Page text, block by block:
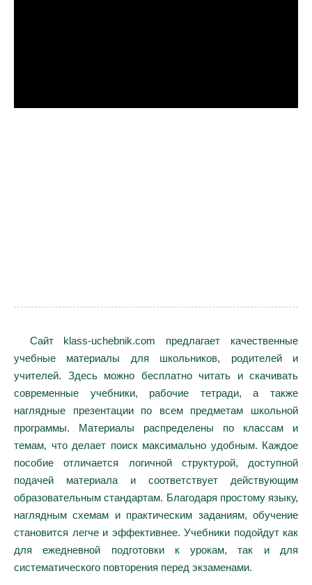
Сайт klass-uchebnik.com предлагает качественные
учебные материалы для школьников, родителей и
учителей. Здесь можно бесплатно читать и скачивать
современные учебники, рабочие тетради, а также
наглядные презентации по всем предметам школьной
программы. Материалы распределены по классам и
темам, что делает поиск максимально удобным. Каждое
пособие отличается логичной структурой, доступной
подачей материала и соответствует действующим
образовательным стандартам. Благодаря простому языку,
наглядным схемам и практическим заданиям, обучение
становится легче и эффективнее. Учебники подойдут как
для ежедневной подготовки к урокам, так и для
систематического повторения перед экзаменами.